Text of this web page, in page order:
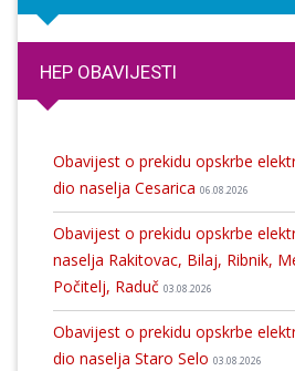
HEP OBAVIJESTI
Obavijest o prekidu opskrbe
dio naselja Cesarica 06.08.2026
Obavijest o prekidu opskrbe
naselja Rakitovac, Bilaj, Ribnik,
Počitelj, Raduč 03.08.2026
Obavijest o prekidu opskrbe
dio naselja Staro Selo 03.08.2026